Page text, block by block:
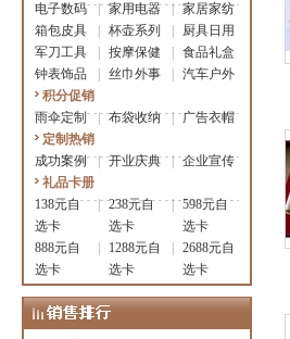
电子数码
家用电器 | 家居家纺
箱包皮具
杯壶系列
厨具日用
军刀工具
按摩保健
食品礼盒
钟表饰品
丝巾外事
汽车户外
积分促销
雨伞定制
布袋收纳 |
广告衣帽
定制热销
成功案例
开业庆典 | 企业宣传
礼品卡册
138元自
选卡
238元自
选卡
| 598元自
选卡
888元自
选卡
1288元自
选卡
2688元自
选卡